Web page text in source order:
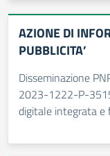
AZIONE DI
PUBBLICITA’
Disseminazione
2023-1222-P-
digitale integrata e